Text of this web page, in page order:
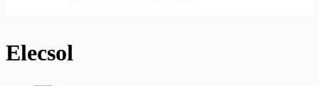
Elecsol